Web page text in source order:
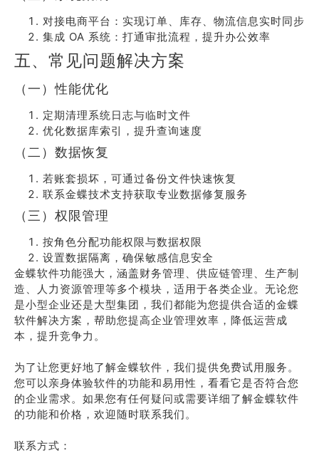
对接电商平台：实现订单、库存、物流信息实时同步
集成 OA 系统：打通审批流程，提升办公效率
五、常见问题解决方案
（一）性能优化
定期清理系统日志与临时文件
优化数据库索引，提升查询速度
（二）数据恢复
若账套损坏，可通过备份文件快速恢复
联系金蝶技术支持获取专业数据修复服务
（三）权限管理
按角色分配功能权限与数据权限
设置数据隔离，确保敏感信息安全
金蝶软件功能强大，涵盖财务管理、供应链管理、生产制
造、人力资源管理等多个模块，适用于各类企业。无论您
是小型企业还是大型集团，我们都能为您提供合适的金蝶
软件解决方案，帮助您提高企业管理效率，降低运营成
本，提升竞争力。
为了让您更好地了解金蝶软件，我们提供免费试用服务。
您可以亲身体验软件的功能和易用性，看看它是否符合您
的企业需求。如果您有任何疑问或需要详细了解金蝶软件
的功能和价格，欢迎随时联系我们。
联系方式：